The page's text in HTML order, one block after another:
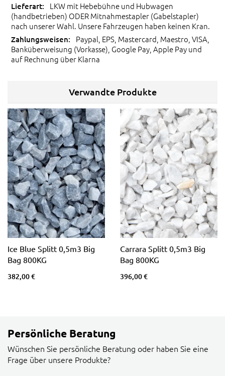
LKW mit Hebebühne und Hubwagen
(handbetrieben) ODER Mitnahmestapler (Gabelstapler)
nach unserer Wahl. Unsere Fahrzeugen haben keinen Kran.
Paypal, EPS, Mastercard, Maestro, VISA,
Banküberweisung (Vorkasse), Google Pay, Apple Pay und
auf Rechnung über Klarna
Verwandte Produkte
Ice Blue Splitt 0,5m3 Big
Bag 800KG
382,00 €
Carrara Splitt 0,5m3 Big
Bag 800KG
396,00 €
Persönliche Beratung
Wünschen Sie persönliche Beratung oder haben Sie eine
Frage über unsere Produkte?